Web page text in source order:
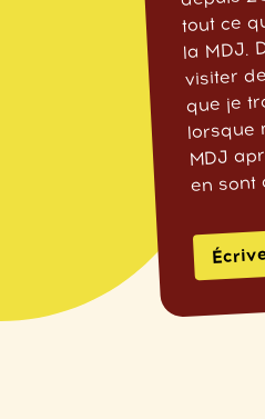
tout ce
la MDJ.
visiter
que je
lorsque
MDJ
en sont